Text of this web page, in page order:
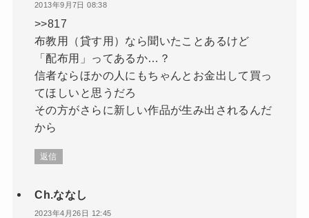
2013年9月7日 08:38
>>817
布教用（貸す用）なら聞いたことあるけど
「配布用」ってあるか…？
信者ならほかの人にもちゃんとお金出して買っ
てほしいと思うだろ
その方がさらに新しい作品が生み出されるんだ
から
返信
Ch.ななし
2023年4月26日 12:45